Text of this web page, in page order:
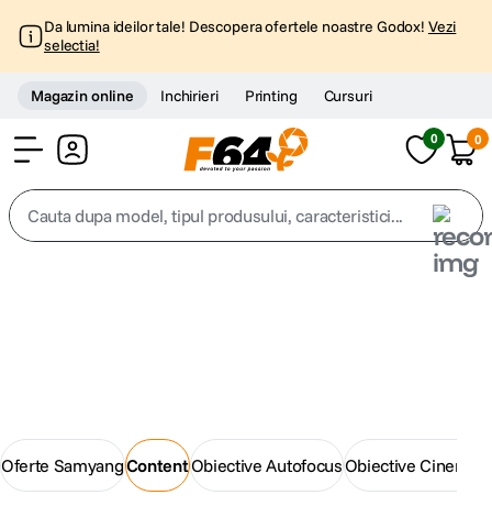
Da lumina ideilor tale! Descopera ofertele noastre Godox! Vezi
selectia!
Magazin online Inchirieri Printing Cursuri
0 0
Cauta dupa model, tipul produsului, caracteristici...
3. trepied telefon
4. peak design
Oferte SamyangContentObiective AutofocusObiective